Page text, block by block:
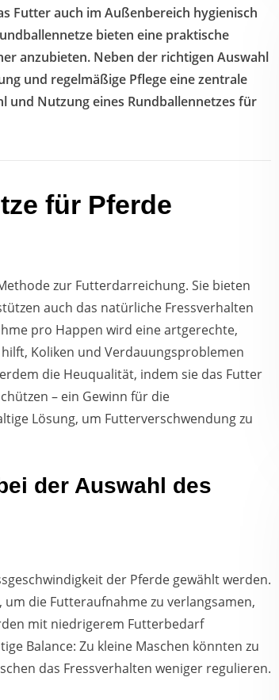
Futter auch im Außenbereich hygienisch
bieten eine praktische
anzubieten. Neben der richtigen Auswahl
und regelmäßige Pflege eine zentrale
und Nutzung eines Rundballennetzes für
für Pferde
zur Futterdarreichung. Sie bieten
auch das natürliche Fressverhalten
pro Happen wird eine artgerechte,
Koliken und Verdauungsproblemen
die Heuqualität, indem sie das Futter
– ein Gewinn für die
Lösung, um Futterverschwendung zu
der Auswahl des
der Pferde gewählt werden.
um die Futteraufnahme zu verlangsamen,
mit niedrigerem Futterbedarf
Balance: Zu kleine Maschen könnten zu
das Fressverhalten weniger regulieren.